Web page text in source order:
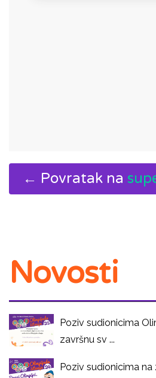
← Povratak na
Novosti
Poziv sudionicima
završnu sv ...
Poziv sudionicima